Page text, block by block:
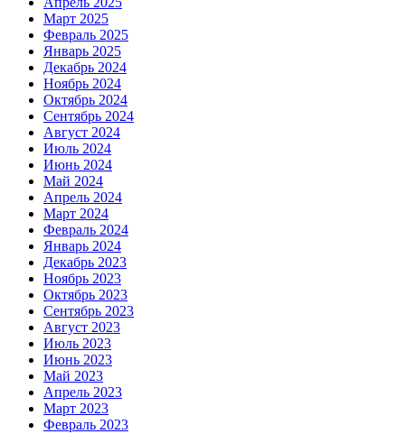
Март 2025
Февраль 2025
Январь 2025
Декабрь 2024
Ноябрь 2024
Октябрь 2024
Сентябрь 2024
Август 2024
Июль 2024
Июнь 2024
Май 2024
Апрель 2024
Март 2024
Февраль 2024
Январь 2024
Декабрь 2023
Ноябрь 2023
Октябрь 2023
Сентябрь 2023
Август 2023
Июль 2023
Июнь 2023
Май 2023
Апрель 2023
Март 2023
Февраль 2023